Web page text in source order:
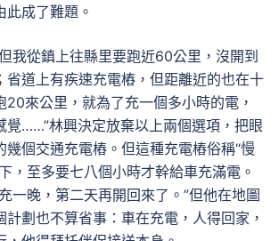
此成了難題。
我從鎮上往縣里要跑近60公里，沒開到
省道上有疾速充電樁，但距離近的也在十
20來公里，就為了充一個多小時的電，
覺……”林興決定放棄以上兩個選項，把眼
幾個交通充電樁。但這種充電樁俗稱“慢
，至多要七八個小時才幹給車充滿電。
一晚，第二天再開回來了。”但他在地圖
計劃也不算省事：車在充電，人得回家，